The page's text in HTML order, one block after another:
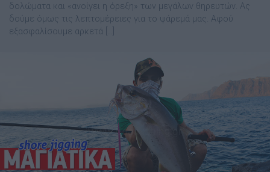
δολώµατα και «ανοίγει η όρεξη» των µεγάλων θηρευτών. Ας
δούµε όµως τις λεπτοµέρειες για το ψάρεµά µας. Αφού
εξασφαλίσουµε αρκετά […]